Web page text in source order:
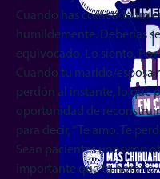
Cuando has cometido un
humildemente. Deberías
equivocado. Lo siento. Por
Cuando tu marido/esposa
perdón al instante, lo que
oportunidad de
para decir, “Te amo. Te
Sean pacientes unos con
importante que tu horario.